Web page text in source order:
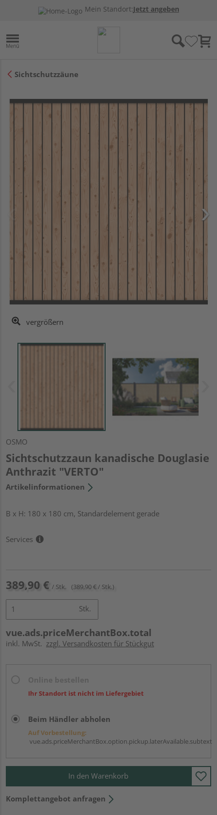
Mein Standort:Jetzt angeben
Sichtschutzzäune
vergrößern
OSMO
Sichtschutzzaun kanadische Douglasie
Anthrazit "VERTO"
Artikelinformationen
B x H: 180 x 180 cm, Standardelement gerade
Services
389,90 € / Stk. (389,90 € / Stk.)
Stk.
vue.ads.priceMerchantBox.total
inkl. MwSt. zzgl. Versandkosten für Stückgut
Ihr Standort ist nicht im Liefergebiet
Beim Händler abholen
Auf Vorbestellung:
vue.ads.priceMerchantBox.option.pickup.laterAvailable.subtext
In den Warenkorb
Komplettangebot anfragen